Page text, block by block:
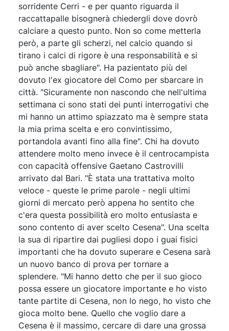
sorridente Cerri - e per quanto riguarda il
raccattapalle bisognerà chiedergli dove dovrò
calciare a questo punto. Non so come metterla
però, a parte gli scherzi, nel calcio quando si
tirano i calci di rigore è una responsabilità e si
può anche sbagliare". Ha pazientato più del
dovuto l'ex giocatore del Como per sbarcare in
città. "Sicuramente non nascondo che nell'ultima
settimana ci sono stati dei punti interrogativi che
mi hanno un attimo spiazzato ma è sempre stata
la mia prima scelta e ero convintissimo,
portandola avanti fino alla fine". Chi ha dovuto
attendere molto meno invece è il centrocampista
con capacità offensive Gaetano Castrovilli
arrivato dal Bari. "È stata una trattativa molto
veloce - queste le prime parole - negli ultimi
giorni di mercato però appena ho sentito che
c'era questa possibilità ero molto entusiasta e
sono contento di aver scelto Cesena". Una scelta
la sua di ripartire dai pugliesi dopo i guai fisici
importanti che ha dovuto superare e Cesena sarà
un nuovo banco di prova per tornare a
splendere. "Mi hanno detto che per il suo gioco
possa essere un giocatore importante e ho visto
tante partite di Cesena, non lo nego, ho visto che
gioca molto bene. Quello che voglio dare a
Cesena è il massimo, cercare di dare una grossa